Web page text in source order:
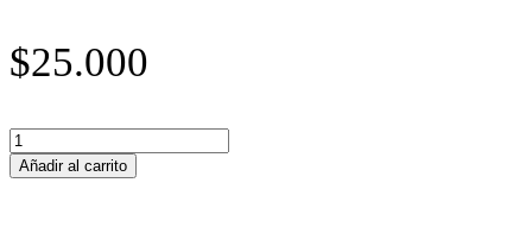
$25.000
Inscripción
salida
grupal
Añadir al carrito